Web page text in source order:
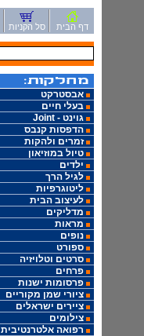
סל הקניות דף הבית
אבסטרקט
בעלי חיים
גוינט - Joint
הדפסות קנבס
זמרים ולהקות
טיול במוזיאון
ילדים
לגיל הרך
ליטוגרפיות
לעיצוב הבית
מדליקים
מראות
נופים
ספורט
סרטים וטלויזיה
פרחים
פרסומות ישנות
ציורי שמן מקוריים
ציירים ישראלים
צילומים
רפואה אלטרנטיבית